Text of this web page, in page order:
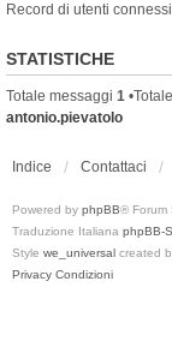
Record di utenti
STATISTICHE
Totale messaggi 1
antonio.pievatolo
Indice Contattaci
Powered by phpBB® Forum
Traduzione Italiana phpBB-
Style we_universal created
Privacy Condizioni